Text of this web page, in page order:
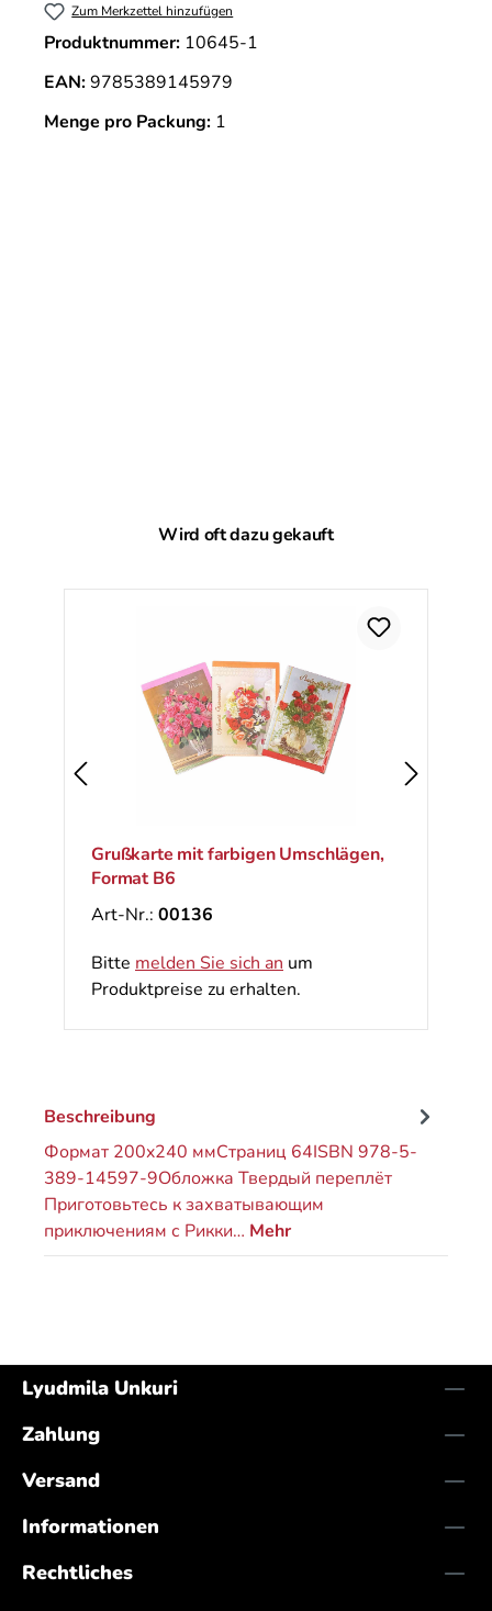
Zum Merkzettel hinzufügen
Produktnummer: 10645-1
EAN:9785389145979
Menge pro Packung: 1
Produktgalerie überspringen
Wird oft dazu gekauft
Grußkarte mit farbigen Umschlägen,
Format B6
Art-Nr.: 00136
Bitte melden Sie sich an um
Produktpreise zu erhalten.
Beschreibung
Формат 200x240 ммСтраниц 64ISBN 978-5-
389-14597-9Обложка Твердый переплёт
Приготовьтесь к захватывающим
приключениям с Рикки… Mehr
Lyudmila Unkuri
Zahlung
Versand
Informationen
Rechtliches